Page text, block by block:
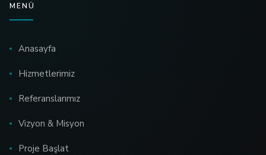
MENÜ
Anasayfa
Hizmetlerimiz
Referanslarımız
Vizyon & Misyon
Proje Başlat